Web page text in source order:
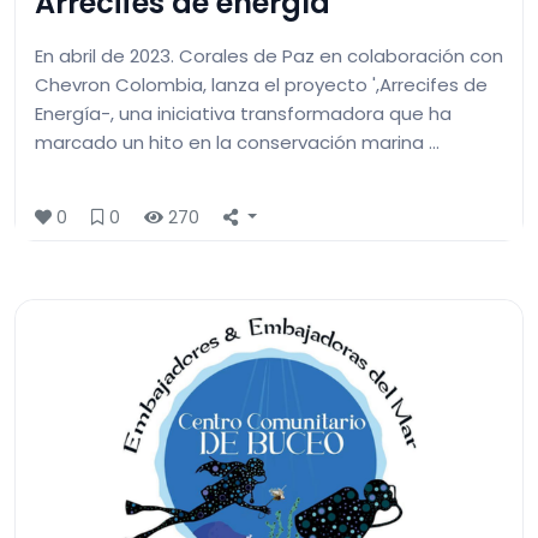
En abril de 2023. Corales de Paz en colaboración con
Chevron Colombia, lanza el proyecto ',Arrecifes de
Energía-, una iniciativa transformadora que ha
marcado un hito en la conservación marina …
0 0 270